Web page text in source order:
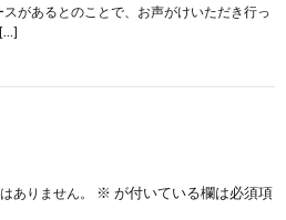
があるとのことで、お声がけいただき行っ
ありません。 ※ が付いている欄は必須項